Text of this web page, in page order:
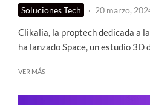
Soluciones Tech · 20 marzo,
Clikalia, la proptech dedicada a
ha lanzado Space, un estudio
VER MÁS